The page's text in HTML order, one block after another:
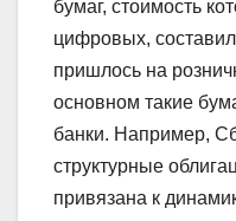
бумаг, стоимость
цифровых,
пришлось на
основном такие
банки. Например,
структурные
привязана к